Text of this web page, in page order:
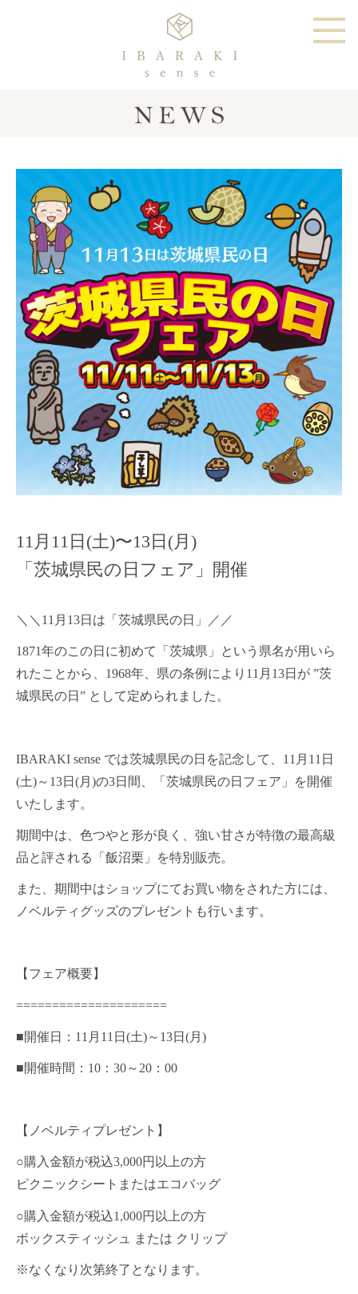
11月11日(土)〜13日(月)
「茨城県民の日フェア」開催
＼＼ 11 月 13日は「茨城県民の日」／／
1871年のこの日に初めて「茨城県」という県名が用いら
れたことから、 1968年、県の条例により 11 月 13日が ”茨
城県民の日 ” として定められました。
IBARAKI sense では茨城県民の日を記念して、 11 月 11 日
(土)～ 13日 (月 )の3日間、「茨城県民の日フェア」を開催
いたします。
期間中は、色つやと形が良く、強い甘さが特徴の最高級
品と評される「飯沼栗」を特別販売。
また、期間中はショップにてお買い物をされた方には、
ノベルティグッズのプレゼントも行います。
【フェア概要】
=====================
■開催日： 11 月 11 日 (土)～ 13日 (月 )
■開催時間： 10 ： 30～ 20 ： 00
【ノベルティプレゼント】
○購入金額が税込3,000円以上の方
ピクニックシートまたはエコバッグ
○購入金額が税込1,000円以上の方
ボックスティッシュ または クリップ
※なくなり次第終了となります。